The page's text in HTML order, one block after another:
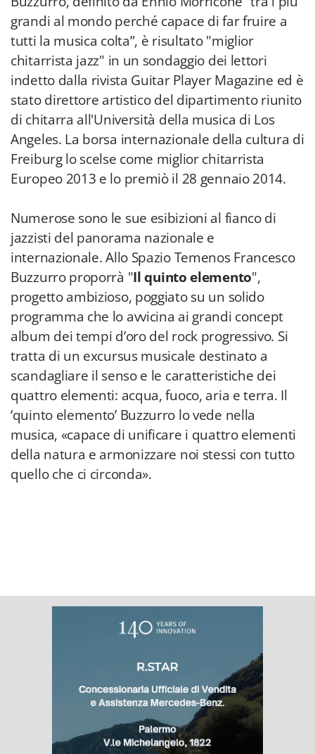
grandi al mondo perché capace di far fruire a
tutti la musica colta”, è risultato "miglior
chitarrista jazz" in un sondaggio dei lettori
indetto dalla rivista Guitar Player Magazine ed è
stato direttore artistico del dipartimento riunito
di chitarra all'Università della musica di Los
Angeles. La borsa internazionale della cultura di
Freiburg lo scelse come miglior chitarrista
Europeo 2013 e lo premiò il 28 gennaio 2014.
Numerose sono le sue esibizioni al fianco di
jazzisti del panorama nazionale e
internazionale. Allo Spazio Temenos Francesco
Buzzurro proporrà "Il quinto elemento",
progetto ambizioso, poggiato su un solido
programma che lo avvicina ai grandi concept
album dei tempi d’oro del rock progressivo. Si
tratta di un excursus musicale destinato a
scandagliare il senso e le caratteristiche dei
quattro elementi: acqua, fuoco, aria e terra. Il
‘quinto elemento’ Buzzurro lo vede nella
musica, «capace di unificare i quattro elementi
della natura e armonizzare noi stessi con tutto
quello che ci circonda».